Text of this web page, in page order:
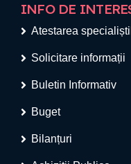
INFO DE
Atestarea
Solicitare informații
Buletin Informativ
Buget
Bilanțuri